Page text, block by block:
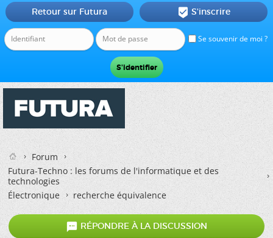
Se souvenir de moi ?
Retour sur Futura  S'inscrire
Forum
Futura-Techno : les forums de l'informatique et des
technologies
Électronique
recherche équivalence
 RÉPONDRE À LA DISCUSSION